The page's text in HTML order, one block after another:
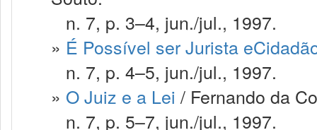
n. 7, p. 3–4, jun./jul., 1997.
» É Possível ser Jurista
n. 7, p. 4–5, jun./jul., 1997.
» O Juiz e a Lei / Fernando da
n. 7, p. 5–7, jun./jul., 1997.